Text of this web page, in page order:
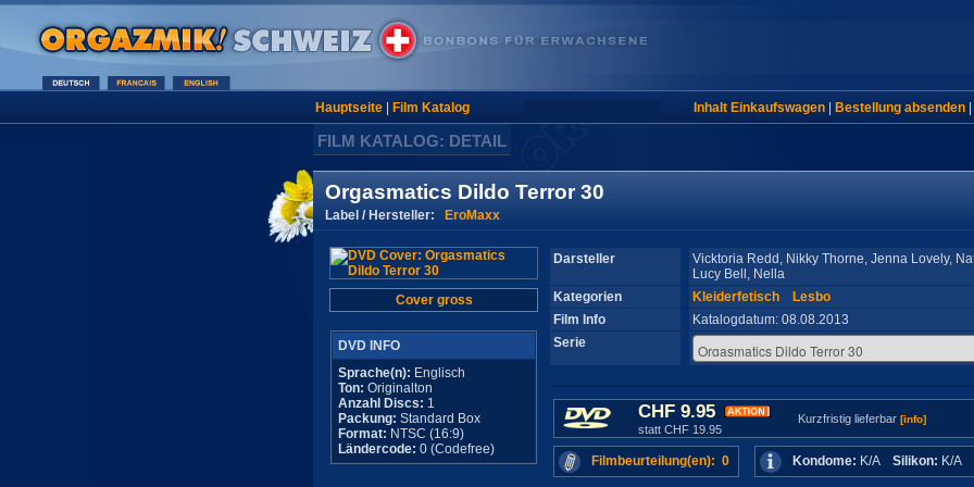
Hauptseite| Film Katalog Inhalt Einkaufswagen| Bestellung absenden|
FILM KATALOG: DETAIL
Orgasmatics Dildo Terror 30
Label / Hersteller: EroMaxx
Cover gross
DVD INFO
Sprache(n): Englisch
Ton: Originalton
Anzahl Discs: 1
Packung: Standard Box
Format: NTSC (16:9)
Ländercode: 0 (Codefree)
Darsteller
Vicktoria Redd, Nikky Thorne, Jenna Lovely,
Lucy Bell, Nella
Kategorien
Kleiderfetisch
Lesbo
Film Info
Katalogdatum: 08.08.2013
Serie
CHF 9.95
statt CHF 19.95
Kurzfristig lieferbar [info]
Filmbeurteilung(en): 0 Kondome: K/A Silikon: K/A